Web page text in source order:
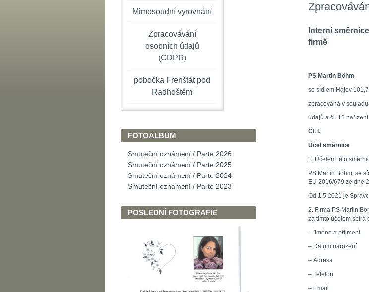
Interní
firmě
PS Martin Böhm
se sídlem Hájov
zpracovaná v
údajů a čl. 13
Čl. I.
Účel směrnice
1. Účelem této
PS Martin Böhm, se
EU 2016/679 ze dne
Od 1.5.2021 je
2. Firma PS Martin
za tímto účelem sbírá
– Jméno a příjmení
– Datum narození
– Adresa
– Telefon
– Email
Mimosoudní vyrovnání
Zpracovávání
osobních údajů
(GDPR)
pobočka Frenštát pod
Radhoštěm
FOTOALBUM
Smuteční oznámení / Parte 2026
Smuteční oznámení / Parte 2025
Smuteční oznámení / Parte 2024
Smuteční oznámení / Parte 2023
POSLEDNÍ FOTOGRAFIE